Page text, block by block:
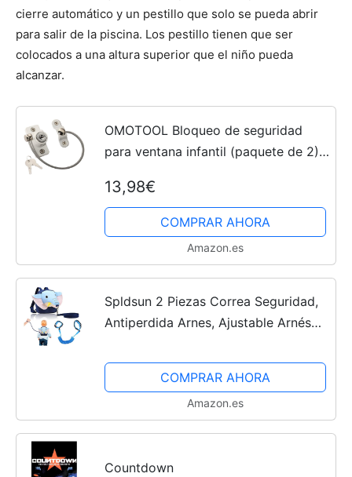
cierre automático y un pestillo que solo se pueda abrir
para salir de la piscina. Los pestillo tienen que ser
colocados a una altura superior que el niño pueda
alcanzar.
OMOTOOL Bloqueo de seguridad
para ventana infantil (paquete de 2)
bloqueo de ventana para protección
del bebé
13,98€
COMPRAR AHORA
Amazon.es
Spldsun 2 Piezas Correa Seguridad,
Antiperdida Arnes, Ajustable Arnés
Caminar, para Evitar que los Niños se
Pierdan
COMPRAR AHORA
Amazon.es
Countdown